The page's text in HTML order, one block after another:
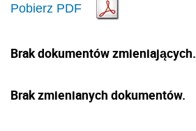
Pobierz PDF
Brak dokumentów zmieniających.
Brak zmienianych dokumentów.